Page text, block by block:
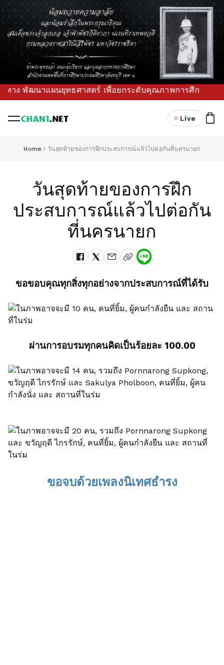
ฒนาแผนยุทธศาสตร์ เพื่อยกระดับคุณภาพการศึกษาขั้นพื้นฐ
Live
Home วันสุดท้ายของการฝึกประสบการณ์แล้วไปต่อกันที่นครนายก
วันสุดท้ายของการฝึก
ประสบการณ์แล้วไปต่อกัน
ที่นครนายก
ขอขอบคุณทุกสิ่งทุกอย่างจากประสบการณ์ที่ได้รับ
ผ่านการอบรมทุกคนคิดเป็นร้อยละ 100.00
ขอจบด้วยเพลงนิเทศธำรง